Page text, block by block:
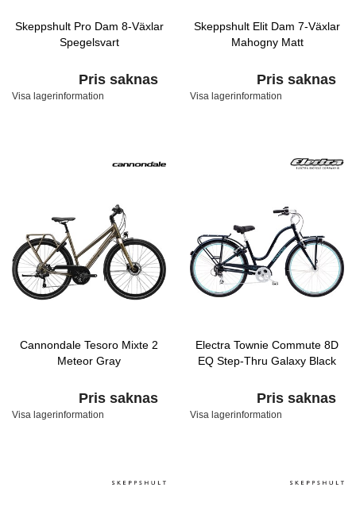
Skeppshult Pro Dam 8-Växlar
Spegelsvart
Pris saknas
Visa lagerinformation
Skeppshult Elit Dam 7-Växlar
Mahogny Matt
Pris saknas
Visa lagerinformation
Cannondale Tesoro Mixte 2
Meteor Gray
Pris saknas
Visa lagerinformation
Electra Townie Commute 8D
EQ Step-Thru Galaxy Black
Pris saknas
Visa lagerinformation